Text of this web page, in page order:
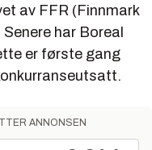
av FFR (Finnmark
har Boreal
er første gang
ANNONSEN